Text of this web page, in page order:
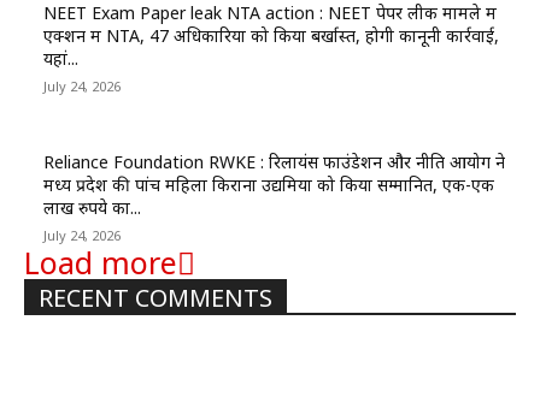
NEET Exam Paper leak NTA action : NEET पेपर लीक मामले में
एक्शन में NTA, 47 अधिकारियों को किया बर्खास्त, होगी कानूनी कार्रवाई,
यहां...
July 24, 2026
Reliance Foundation RWKE : रिलायंस फाउंडेशन और नीति आयोग ने
मध्य प्रदेश की पांच महिला किराना उद्यमियों को किया सम्मानित, एक-एक
लाख रुपये का...
July 24, 2026
Load more
RECENT COMMENTS